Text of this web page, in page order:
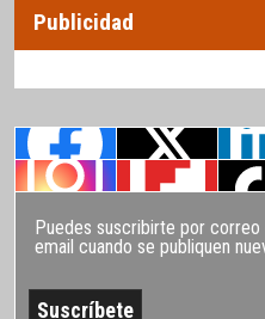
Publicidad
Puedes suscribirte por
email cuando se publiquen